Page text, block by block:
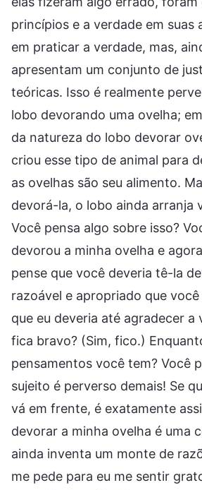
princípios e a verdade em suas
em praticar a verdade, mas,
apresentam um conjunto de
teóricas. Isso é realmente
lobo devorando uma ovelha;
da natureza do lobo devorar
criou esse tipo de animal para
as ovelhas são seu alimento.
devorá-la, o lobo ainda arranja
Você pensa algo sobre isso?
devorou a minha ovelha e
pense que você deveria tê-la
razoável e apropriado que
que eu deveria até agradecer a
fica bravo? (Sim, fico.)
pensamentos você tem? Você
sujeito é perverso demais! Se
vá em frente, é exatamente
devorar a minha ovelha é uma
ainda inventa um monte de
me pede para eu me sentir